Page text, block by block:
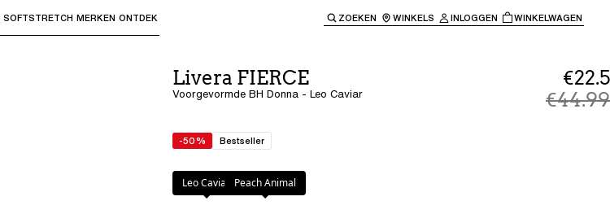
"Pijl omhoog" of "Escape" om terug te keren naar de hoofdnavigatie.
SOFTSTRETCH MERKEN ONTDEK ZOEKEN WINKELS INLOGGEN WINKELWAGEN
Livera FIERCE
Voorgevormde BH Donna - Leo Caviar
€22.5
€44.99
-50% Bestseller
Kleur: Leo Caviar
Leo Caviar Peach Animal